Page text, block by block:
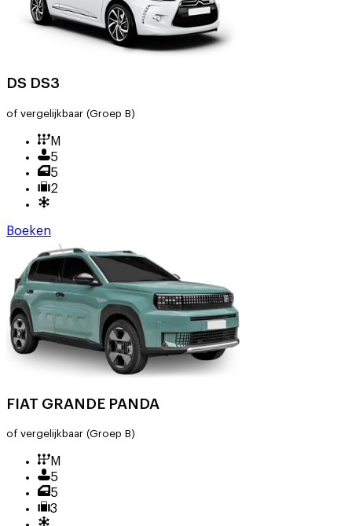
DS DS3
of vergelijkbaar (Groep B)
M
5
5
2
Boeken
FIAT GRANDE PANDA
of vergelijkbaar (Groep B)
M
5
5
3